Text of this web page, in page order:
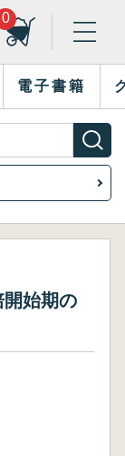
0
電子書籍
始期の